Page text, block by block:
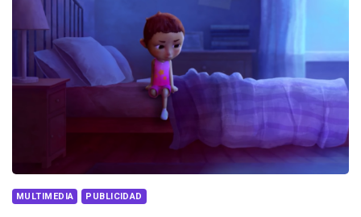
MULTIMEDIA PUBLICIDAD